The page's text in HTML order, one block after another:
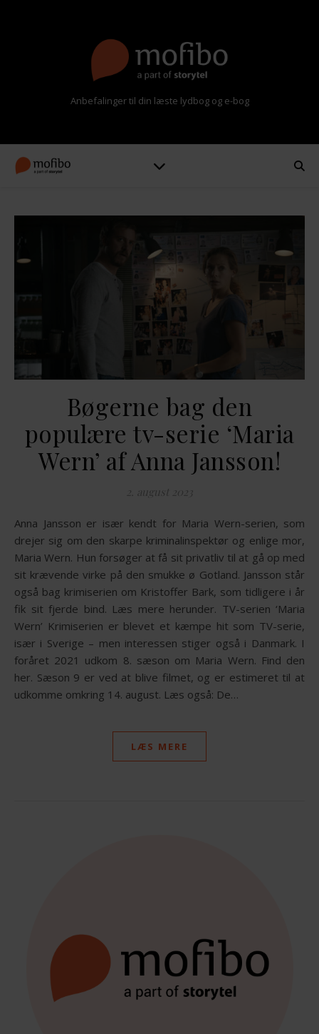
Anbefalinger til din læste lydbog og e-bog
Bøgerne bag den
populære tv-serie ‘Maria
Wern’ af Anna Jansson!
2. august 2023
Anna Jansson er især kendt for Maria Wern-serien, som
drejer sig om den skarpe kriminalinspektør og enlige mor,
Maria Wern. Hun forsøger at få sit privatliv til at gå op med
sit krævende virke på den smukke ø Gotland. Jansson står
også bag krimiserien om Kristoffer Bark, som tidligere i år
fik sit fjerde bind. Læs mere herunder. TV-serien ‘Maria
Wern’ Krimiserien er blevet et kæmpe hit som TV-serie,
især i Sverige – men interessen stiger også i Danmark. I
foråret 2021 udkom 8. sæson om Maria Wern. Find den
her. Sæson 9 er ved at blive filmet, og er estimeret til at
udkomme omkring 14. august. Læs også: De…
LÆS MERE